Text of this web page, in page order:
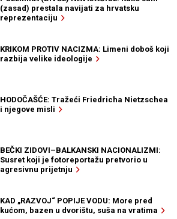
(zasad) prestala navijati za hrvatsku
reprezentaciju
KRIKOM PROTIV NACIZMA: Limeni doboš koji
razbija velike ideologije
HODOČAŠĆE: Tražeći Friedricha Nietzschea
i njegove misli
BEČKI ZIDOVI–BALKANSKI NACIONALIZMI:
Susret koji je fotoreportažu pretvorio u
agresivnu prijetnju
KAD „RAZVOJ“ POPIJE VODU: More pred
kućom, bazen u dvorištu, suša na vratima